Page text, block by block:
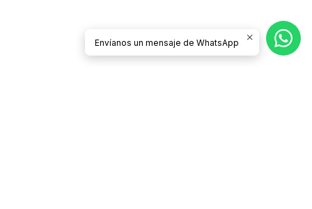
Envíanos un mensaje de WhatsApp